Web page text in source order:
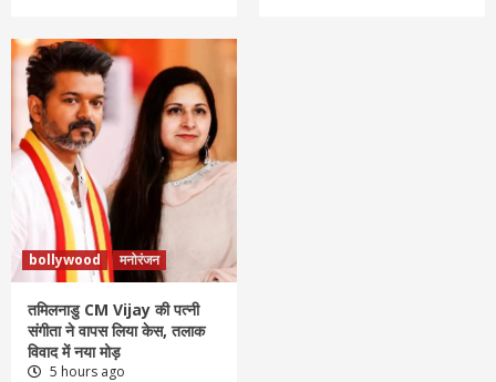
bollywood मनोरंजन
तमिलनाडु CM Vijay की पत्नी
संगीता ने वापस लिया केस, तलाक
विवाद में नया मोड़
5 hours ago